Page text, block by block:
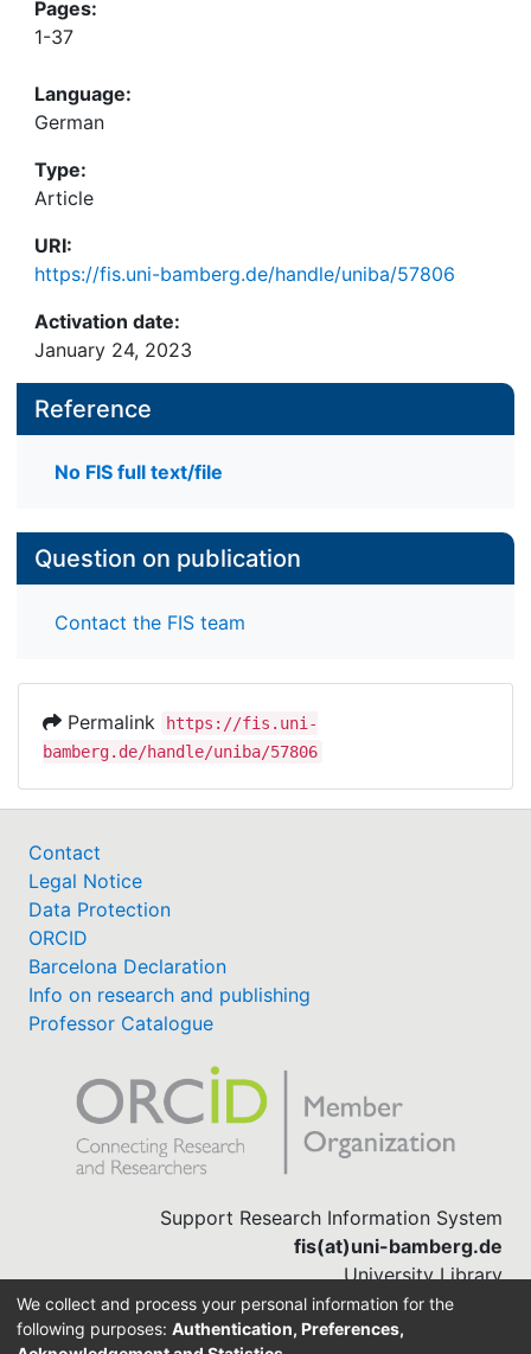
Pages:
1-37
Language:
German
Type:
Article
URI:
https://fis.uni-bamberg.de/handle/uniba/57806
Activation date:
January 24, 2023
Reference
No FIS full text/file
Question on publication
Contact the FIS team
Permalink
https://fis.uni-
bamberg.de/handle/uniba/57806
Contact
Legal Notice
Data Protection
ORCID
Barcelona Declaration
Info on research and publishing
Professor Catalogue
Support Research Information System
fis(at)uni-bamberg.de
University Library
(0951) 863-1568
We collect and process your personal information for the
following purposes: Authentication, Preferences,